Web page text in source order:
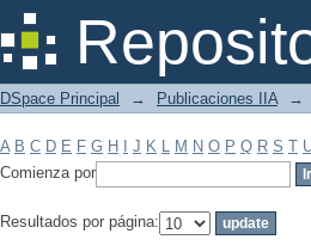
Filtrar por: Materia
DSpace Principal → Publicaciones IIA →
A B C D E F G H J K L M N O P Q R S T
Comienza por
Resultados por página: